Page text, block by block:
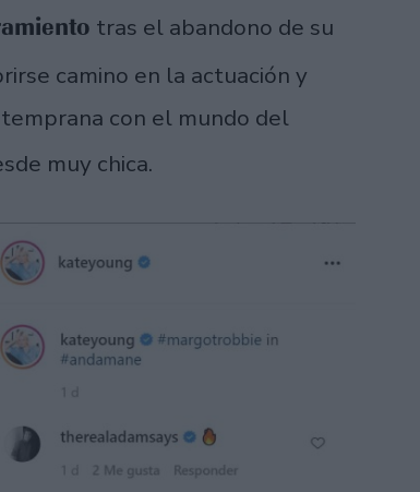
tras el abandono de su
camino en la actuación y
con el mundo del
muy chica.